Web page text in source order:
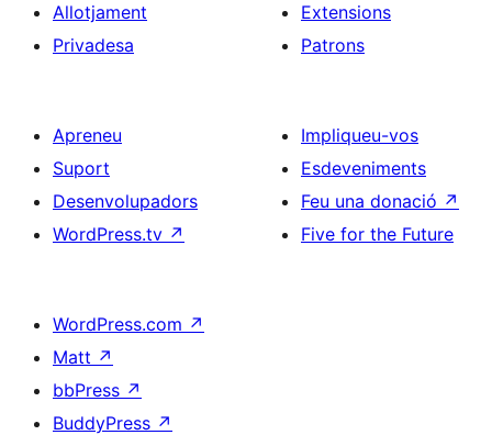
Allotjament
Privadesa
Extensions
Patrons
Apreneu
Suport
Desenvolupadors
WordPress.tv ↗
Impliqueu-vos
Esdeveniments
Feu una donació ↗
Five for the Future
WordPress.com ↗
Matt ↗
bbPress ↗
BuddyPress ↗